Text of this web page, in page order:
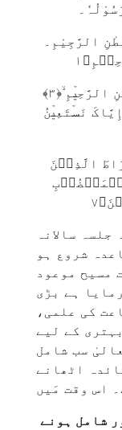
الرَّجِیْمِ۔
اَلۡحَمۡدُلِلّٰہِ رَبِّ الۡعٰلَمِیۡنَ ۙ﴿۲﴾ الرَّحۡمٰنِ الرَّحِیۡمِ ۙ﴿۳﴾
وَ إِیَّاکَ نَسۡتَعِیۡنُ
الۡمُسۡتَقِیۡمَ ۙ﴿۶﴾ صِرَاطَ الَّذِیۡنَ
سالانہ
شروع ہو
مسیح موعود
ہے بڑی
کی علمی،
کے لیے
سب شامل
اٹھانے
اس وقت مَیں
شامل ہونے